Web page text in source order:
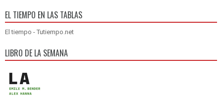
EL TIEMPO EN LAS TABLAS
El tiempo - Tutiempo.net
LIBRO DE LA SEMANA